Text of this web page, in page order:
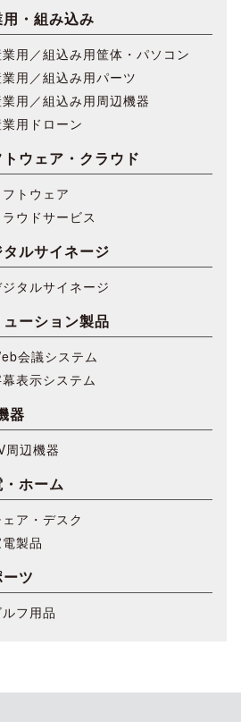
用・組み込み
業用／組込み用筐体・パソコン
業用／組込み用パーツ
業用／組込み用周辺機器
業用ドローン
トウェア・クラウド
フトウェア
ラウドサービス
タルサイネージ
タルサイネージ
ューション製品
会議システム
表⽰システム
器
周辺機器
ホーム
ア・デスク
製品
ツ
ルフ用品